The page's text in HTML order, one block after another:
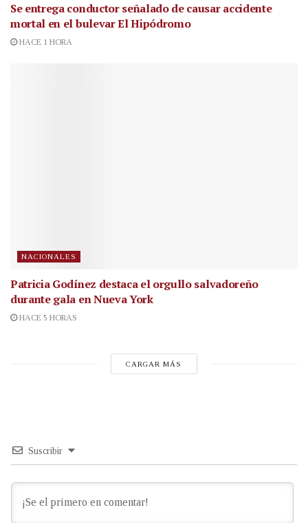
Se entrega conductor señalado de causar accidente
mortal en el bulevar El Hipódromo
HACE 1 HORA
NACIONALES
Patricia Godínez destaca el orgullo salvadoreño
durante gala en Nueva York
HACE 5 HORAS
CARGAR MÁS
Suscribir